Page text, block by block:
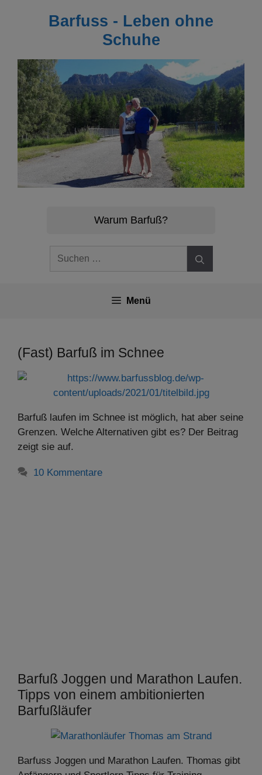
Barfuss - Leben ohne
Schuhe
Warum Barfuß?
Suchen
Menü
(Fast) Barfuß im Schnee
Barfuß laufen im Schnee ist möglich, hat aber seine
Grenzen. Welche Alternativen gibt es? Der Beitrag
zeigt sie auf.
10 Kommentare
Barfuß Joggen und Marathon Laufen.
Tipps von einem ambitionierten
Barfußläufer
Barfuss Joggen und Marathon Laufen. Thomas gibt